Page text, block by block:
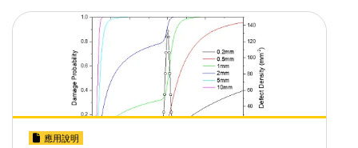
應用說明